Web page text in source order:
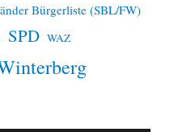
Bürgerliste (SBL/FW)
SPD WAZ